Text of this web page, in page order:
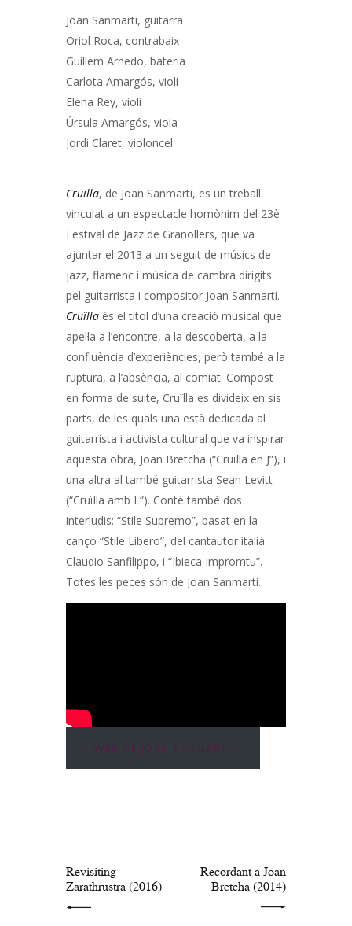
Joan Sanmarti, guitarra
Oriol Roca, contrabaix
Guillem Arnedo, bateria
Carlota Amargós, violí
Elena Rey, violí
Úrsula Amargós, viola
Jordi Claret, violoncel
Cruïlla, de Joan Sanmartí, es un treball
vinculat a un espectacle homònim del 23è
Festival de Jazz de Granollers, que va
ajuntar el 2013 a un seguit de músics de
jazz, flamenc i música de cambra dirigits
pel guitarrista i compositor Joan Sanmartí.
Cruïlla és el títol d’una creació musical que
apel·la a l’encontre, a la descoberta, a la
confluència d’experiències, però també a la
ruptura, a l’absència, al comiat. Compost
en forma de suite, Cruïlla es divideix en sis
parts, de les quals una està dedicada al
guitarrista i activista cultural que va inspirar
aquesta obra, Joan Bretcha (“Cruïlla en J”), i
una altra al també guitarrista Sean Levitt
(“Cruïlla amb L”). Conté també dos
interludis: “Stile Supremo”, basat en la
cançó “Stile Libero”, del cantautor italià
Claudio Sanfilippo, i “Ibieca Impromtu”.
Totes les peces són de Joan Sanmartí.
WEB DE JOAN SANMARTÍ
Revisiting
Zarathrustra (2016)
Recordant a Joan
Bretcha (2014)